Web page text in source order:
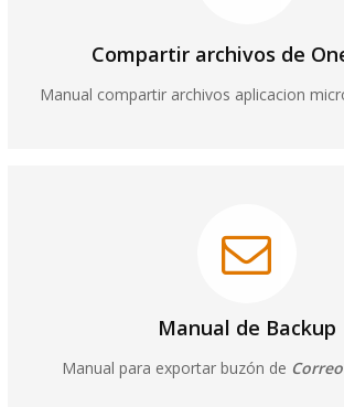
Compartir archivos de
Manual compartir archivos aplicacion
Manual de Backup
Manual para exportar buzón de